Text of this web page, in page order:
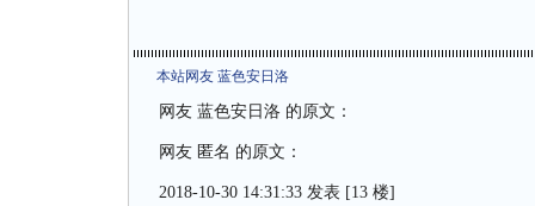
本站网友 蓝色安日洛
网友 蓝色安日洛 的原文：
网友 匿名 的原文：
2018-10-30 14:31:33 发表 [13 楼]